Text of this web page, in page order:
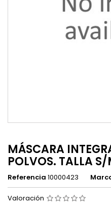
MÁSCARA
POLVOS. TALLA S/
Referencia 10000423
Valoración